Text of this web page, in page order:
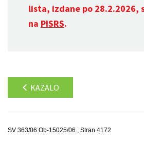
lista, izdane po 28.2.2026,
na PISRS.
KAZALO
SV 363/06 Ob-15025/06 , Stran 4172